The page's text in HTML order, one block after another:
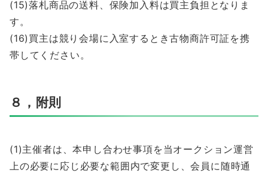
(15)落札商品の送料、保険加入料は買主負担となりま
す。
(16)買主は競り会場に入室するとき古物商許可証を携
帯してください。
８，附則
(1)主催者は、本申し合わせ事項を当オークション運営
上の必要に応じ必要な範囲内で変更し、会員に随時通